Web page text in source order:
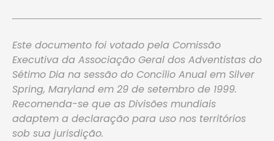
Este documento foi votado pela Comissão
Executiva da Associação Geral dos Adventistas do
Sétimo Dia na sessão do Concílio Anual em Silver
Spring, Maryland em 29 de setembro de 1999.
Recomenda-se que as Divisões mundiais
adaptem a declaração para uso nos territórios
sob sua jurisdição.